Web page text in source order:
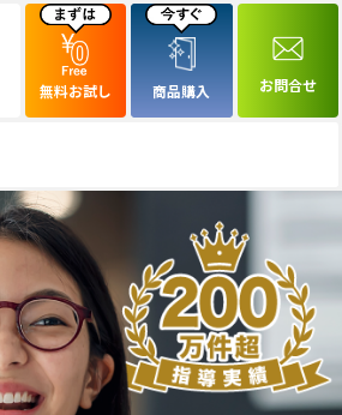
無料お試し 商品購入 お問合せ